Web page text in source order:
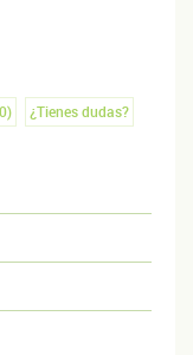
0)
¿Tienes dudas?